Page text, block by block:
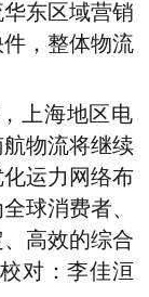
东区域营销
，整体物流
上海地区电
物流将继续
运力网络布
球消费者、
高效的综合
对：李佳洹